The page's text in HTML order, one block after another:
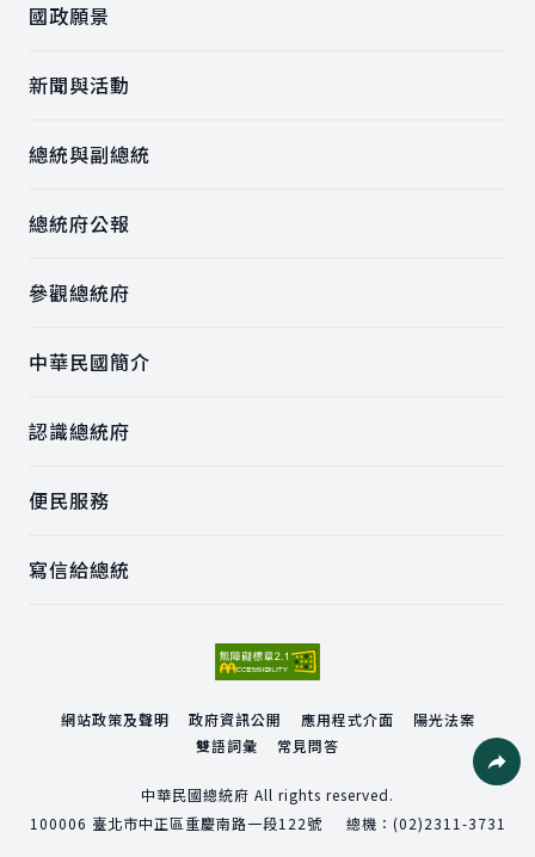
國政願景
新聞與活動
總統與副總統
總統府公報
參觀總統府
中華民國簡介
認識總統府
便民服務
寫信給總統
網站政策及聲明 政府資訊公開 應用程式介面
陽光法案
雙語詞彙
常見問答
中華民國總統府 All rights reserved.
100006 臺北市中正區重慶南路一段122號 總機： (02)2311-3731